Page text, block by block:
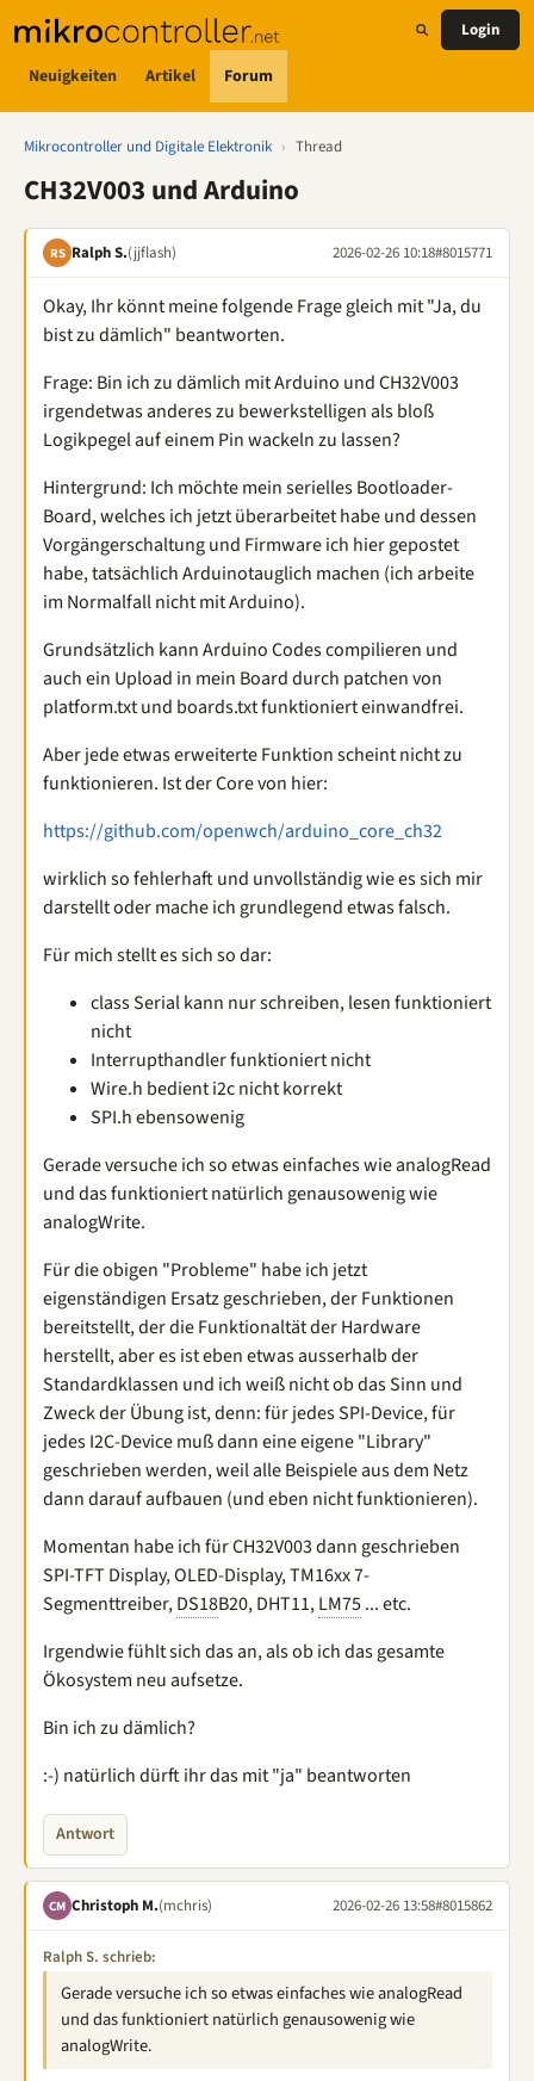
Neuigkeiten Artikel Forum
Login
Mikrocontroller und Digitale Elektronik › Thread
CH32V003 und Arduino
RS Ralph S.(jjflash) 2026-02-26 10:18#8015771
Okay, Ihr könnt meine folgende Frage gleich mit "Ja, du
bist zu dämlich" beantworten.
Frage: Bin ich zu dämlich mit Arduino und CH32V003
irgendetwas anderes zu bewerkstelligen als bloß
Logikpegel auf einem Pin wackeln zu lassen?
Hintergrund: Ich möchte mein serielles Bootloader-
Board, welches ich jetzt überarbeitet habe und dessen
Vorgängerschaltung und Firmware ich hier gepostet
habe, tatsächlich Arduinotauglich machen (ich arbeite
im Normalfall nicht mit Arduino).
Grundsätzlich kann Arduino Codes compilieren und
auch ein Upload in mein Board durch patchen von
platform.txt und boards.txt funktioniert einwandfrei.
Aber jede etwas erweiterte Funktion scheint nicht zu
funktionieren. Ist der Core von hier:
https://github.com/openwch/arduino_core_ch32
wirklich so fehlerhaft und unvollständig wie es sich mir
darstellt oder mache ich grundlegend etwas falsch.
Für mich stellt es sich so dar:
class Serial kann nur schreiben, lesen funktioniert
nicht
Interrupthandler funktioniert nicht
Wire.h bedient i2c nicht korrekt
SPI.h ebensowenig
Gerade versuche ich so etwas einfaches wie analogRead
und das funktioniert natürlich genausowenig wie
analogWrite.
Für die obigen "Probleme" habe ich jetzt
eigenständigen Ersatz geschrieben, der Funktionen
bereitstellt, der die Funktionaltät der Hardware
herstellt, aber es ist eben etwas ausserhalb der
Standardklassen und ich weiß nicht ob das Sinn und
Zweck der Übung ist, denn: für jedes SPI-Device, für
jedes I2C-Device muß dann eine eigene "Library"
geschrieben werden, weil alle Beispiele aus dem Netz
dann darauf aufbauen (und eben nicht funktionieren).
Momentan habe ich für CH32V003 dann geschrieben
SPI-TFT Display, OLED-Display, TM16xx 7-
Segmenttreiber,DS18B20, DHT11,LM75... etc.
Irgendwie fühlt sich das an, als ob ich das gesamte
Ökosystem neu aufsetze.
Bin ich zu dämlich?
:-) natürlich dürft ihr das mit "ja" beantworten
Antwort
CM Christoph M.(mchris) 2026-02-26 13:58#8015862
Ralph S. schrieb:
Gerade versuche ich so etwas einfaches wie analogRead
und das funktioniert natürlich genausowenig wie
analogWrite.